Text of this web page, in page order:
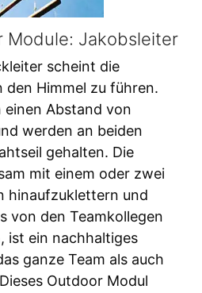
Module: Jakobsleiter
scheint die
Himmel zu führen.
einen Abstand von
werden an beiden
gehalten. Die
mit einem oder zwei
hinaufzuklettern und
von den Teamkollegen
ist ein nachhaltiges
ganze Team als auch
Outdoor Modul